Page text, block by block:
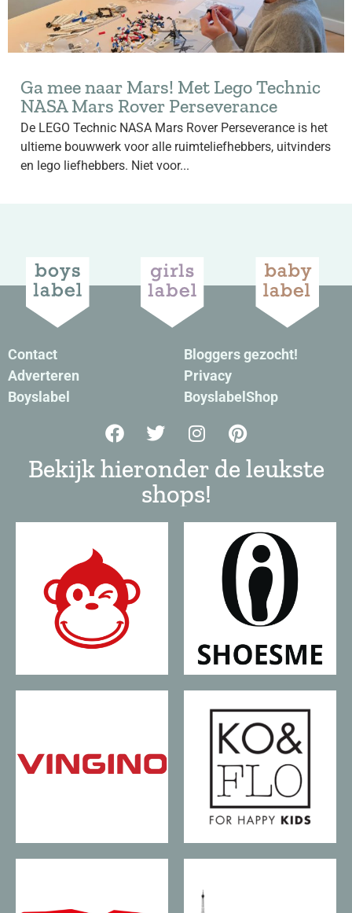
Ga mee naar Mars! Met Lego Technic
NASA Mars Rover Perseverance
De LEGO Technic NASA Mars Rover Perseverance is het
ultieme bouwwerk voor alle ruimteliefhebbers, uitvinders
en lego liefhebbers. Niet voor...
Contact
Adverteren
Boyslabel
Bloggers gezocht!
Privacy
BoyslabelShop
Bekijk hieronder de leukste
shops!